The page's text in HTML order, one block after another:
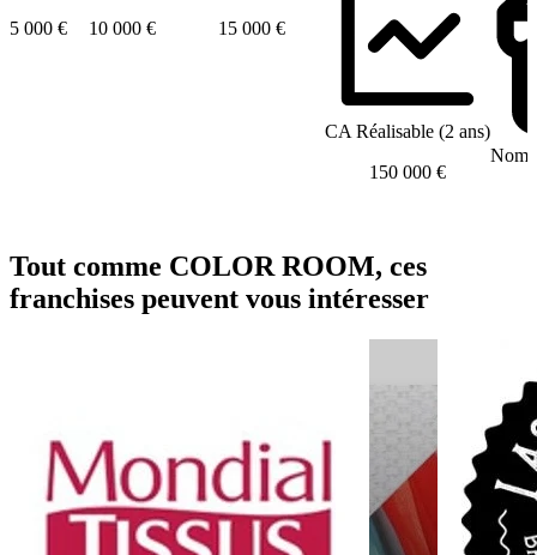
5 000 €
10 000 €
15 000 €
CA Réalisable (2 ans)
150 000 €
Tout comme COLOR ROOM, ces
franchises peuvent vous intéresser